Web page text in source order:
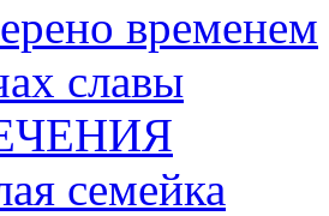
временем
славы
семейка